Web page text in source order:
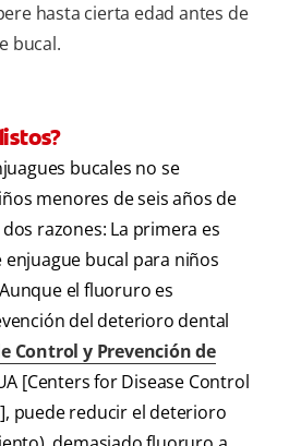
hasta cierta edad antes de
bucal.
bucales no se
menores de seis años de
razones: La primera es
bucal para niños
el fluoruro es
del deterioro dental
Control y Prevención de
[Centers for Disease Control
puede reducir el deterioro